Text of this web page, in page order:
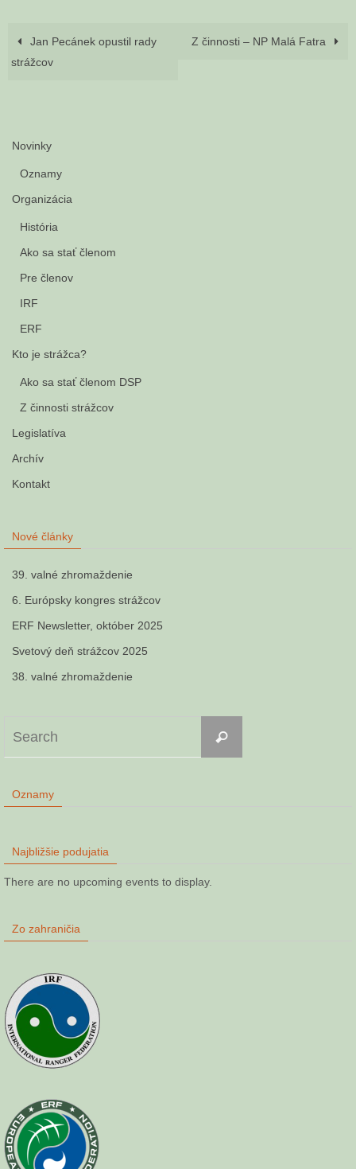
Jan Pecánek opustil rady
strážcov
Z činnosti – NP Malá Fatra
Novinky
Oznamy
Organizácia
História
Ako sa stať členom
Pre členov
IRF
ERF
Kto je strážca?
Ako sa stať členom DSP
Z činnosti strážcov
Legislatíva
Archív
Kontakt
Nové články
39. valné zhromaždenie
6. Európsky kongres strážcov
ERF Newsletter, október 2025
Svetový deň strážcov 2025
38. valné zhromaždenie
Search
Oznamy
Najbližšie podujatia
There are no upcoming events to display.
Zo zahraničia